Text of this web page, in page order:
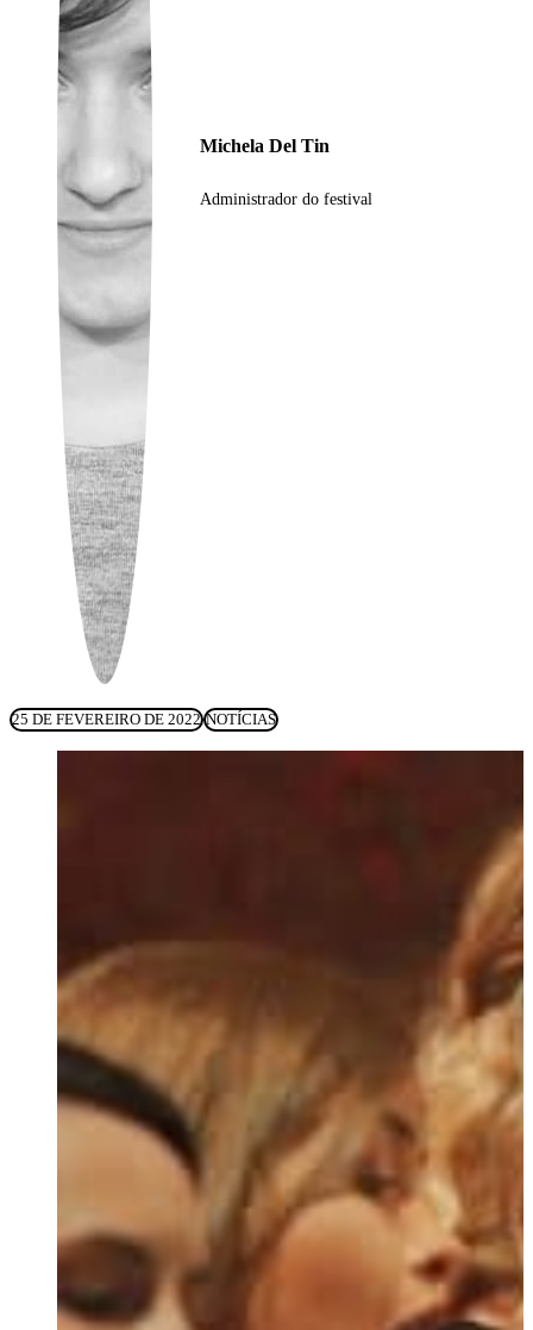
Michela Del Tin
Administrador do festival
25 DE FEVEREIRO DE 2022 NOTÍCIAS